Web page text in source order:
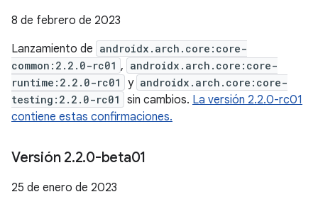
8 de febrero de 2023
Lanzamiento de androidx.arch.core:core-
common:2.2.0-rc01 , androidx.arch.core:core-
runtime:2.2.0-rc01
y androidx.arch.core:core-
testing:2.2.0-rc01
sin cambios. La versión 2.2.0-rc01
contiene estas confirmaciones.
Versión 2.2.0-beta01
25 de enero de 2023